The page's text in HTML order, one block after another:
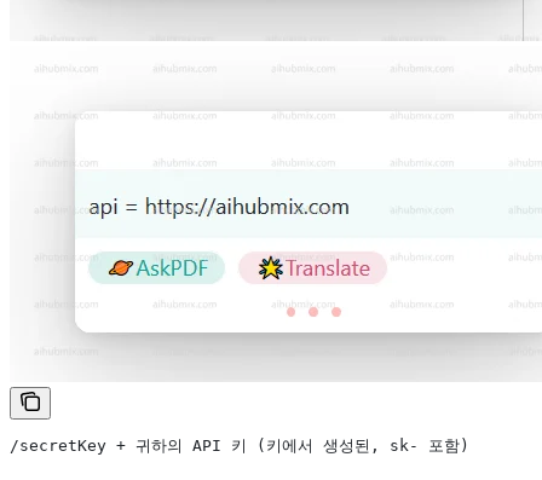
/secretKey + 귀하의 API 키 (키에서 생성된, sk- 포함)